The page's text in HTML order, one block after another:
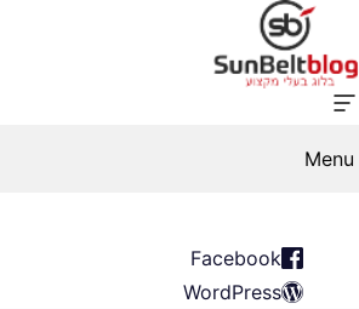
Menu
Facebook
WordPress